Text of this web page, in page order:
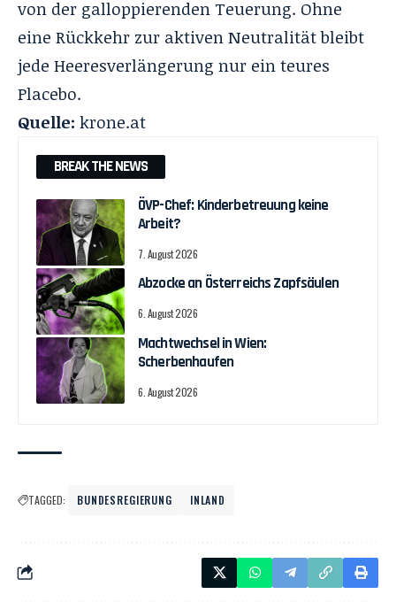
von der galloppierenden Teuerung. Ohne
eine Rückkehr zur aktiven Neutralität bleibt
jede Heeresverlängerung nur ein teures
Placebo.
Quelle: krone.at
BREAK THE NEWS
ÖVP-Chef: Kinderbetreuung keine
Arbeit?
7. August 2026
Abzocke an Österreichs Zapfsäulen
6. August 2026
Machtwechsel in Wien:
Scherbenhaufen
6. August 2026
TAGGED: BUNDESREGIERUNG INLAND